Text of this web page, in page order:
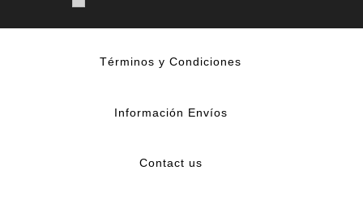
Términos y Condiciones
Información Envíos
Contact us